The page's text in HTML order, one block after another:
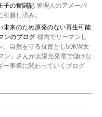
子の奮闘記 管理人のアメーバ
越し済み。
未来のため原発のない再生可能
ンのブログ 都内でリーマンし
自然を守る投資とし50KW太
ン」さんが太陽光発電で儲けな
ー事業に関わっていくブログ